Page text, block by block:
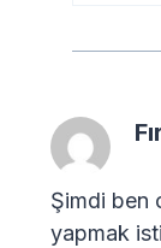
Şimdi ben
yapmak